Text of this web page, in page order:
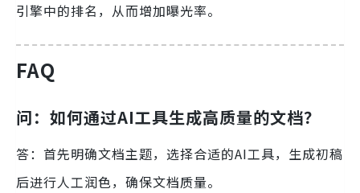
引擎中的排名，从而增加曝光率。
FAQ
问：如何通过AI工具生成高质量的文档？
答：首先明确文档主题，选择合适的AI工具，生成初稿
后进行人工润色，确保文档质量。